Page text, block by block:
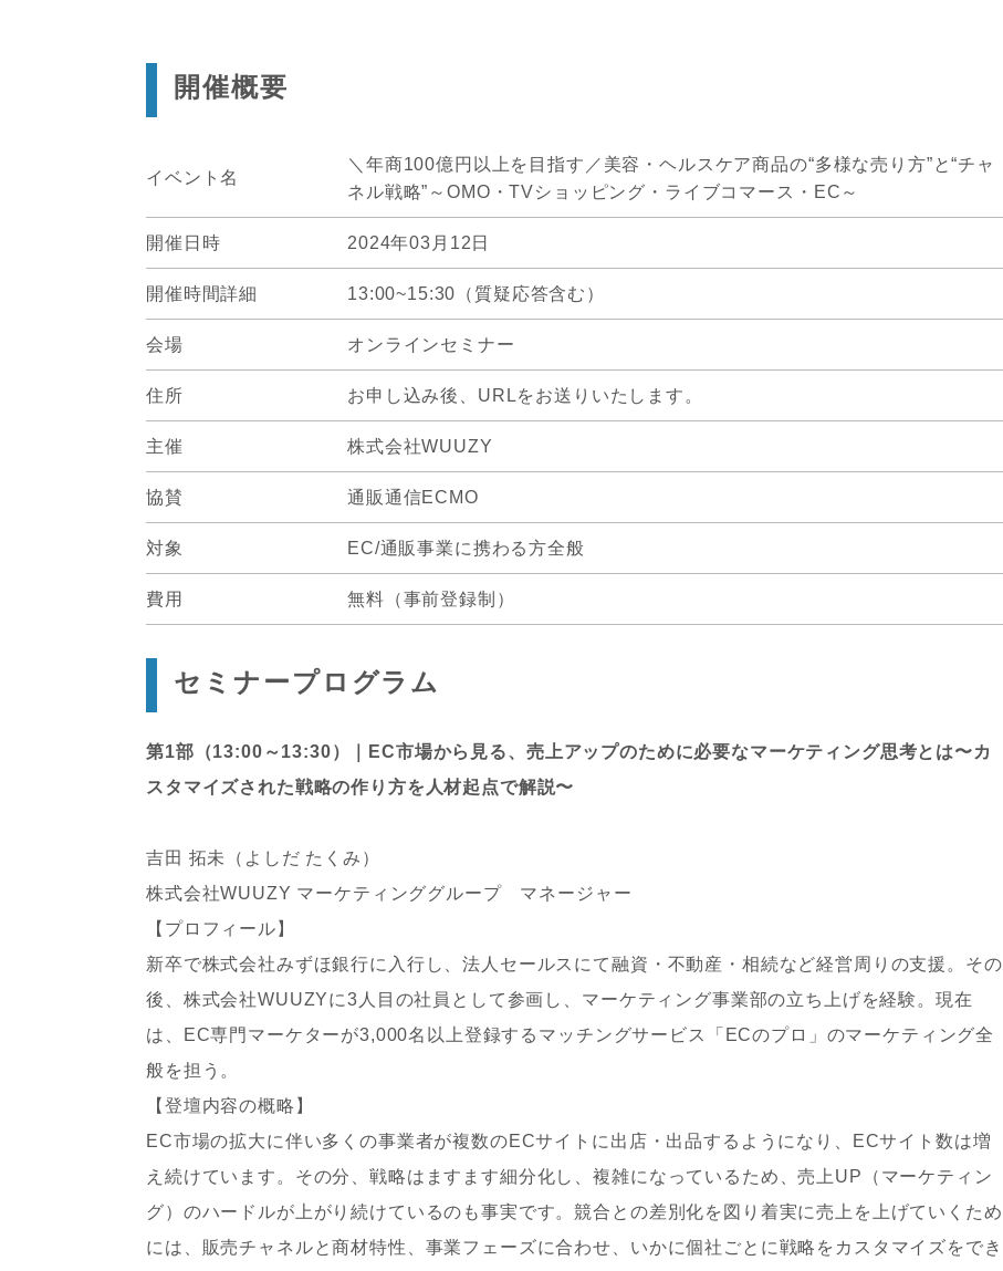
開催概要
イベント名
＼年商100億円以上を目指す／美容・ヘルスケア商品の“多様な売り方”と“チャ
ネル戦略”～OMO・TVショッピング・ライブコマース・EC～
開催日時 2024年03月12日
開催時間詳細 13:00~15:30（質疑応答含む）
会場 オンラインセミナー
住所 お申し込み後、URLをお送りいたします。
主催 株式会社WUUZY
協賛 通販通信ECMO
対象 EC/通販事業に携わる方全般
費用 無料（事前登録制）
セミナープログラム
第1部（13:00～13:30）｜EC市場から見る、売上アップのために必要なマーケティング思考とは〜カ
スタマイズされた戦略の作り方を人材起点で解説〜
吉田 拓未（よしだ たくみ）
株式会社WUUZY マーケティンググループ マネージャー
‍【プロフィール】
新卒で株式会社みずほ銀行に入行し、法人セールスにて融資・不動産・相続など経営周りの支援。その
後、株式会社WUUZYに3人目の社員として参画し、マーケティング事業部の立ち上げを経験。現在
は、EC専門マーケターが3,000名以上登録するマッチングサービス「ECのプロ」のマーケティング全
般を担う。
‍【登壇内容の概略】
EC市場の拡大に伴い多くの事業者が複数のECサイトに出店・出品するようになり、ECサイト数は増
え続けています。その分、戦略はますます細分化し、複雑になっているため、売上UP（マーケティン
グ）のハードルが上がり続けているのも事実です。競合との差別化を図り着実に売上を上げていくため
には、販売チャネルと商材特性、事業フェーズに合わせ、いかに個社ごとに戦略をカスタマイズをでき